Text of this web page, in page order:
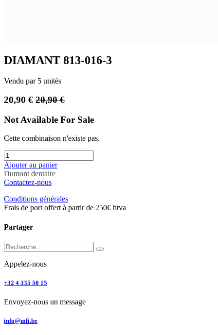
DIAMANT 813-016-3
Vendu par 5 unités
20,90 € 20,90€
Not Available For Sale
Cette combinaison n'existe pas.
Ajouter au panier
Dumont dentaire
Contactez-nous
Conditions générales
Frais de port offert à partir de 250€ htva
Partager
Appelez-nous
+32 4 335 50 15
Envoyez-nous un message
info@mfi.be